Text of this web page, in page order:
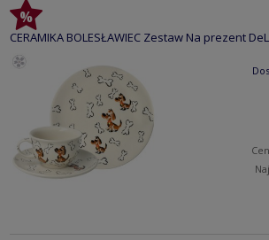
CERAMIKA BOLESŁAWIEC Zestaw Na prezent